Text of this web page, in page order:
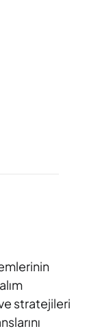
alım
stratejileri